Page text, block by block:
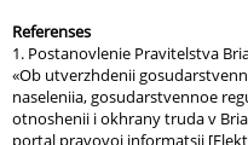
Referenses
1. Postanovlenie Pravitelstva
«Ob utverzhdenii
naseleniia, gosudarstvennoe
otnoshenii i okhrany truda v
portal pravovoi informatsii